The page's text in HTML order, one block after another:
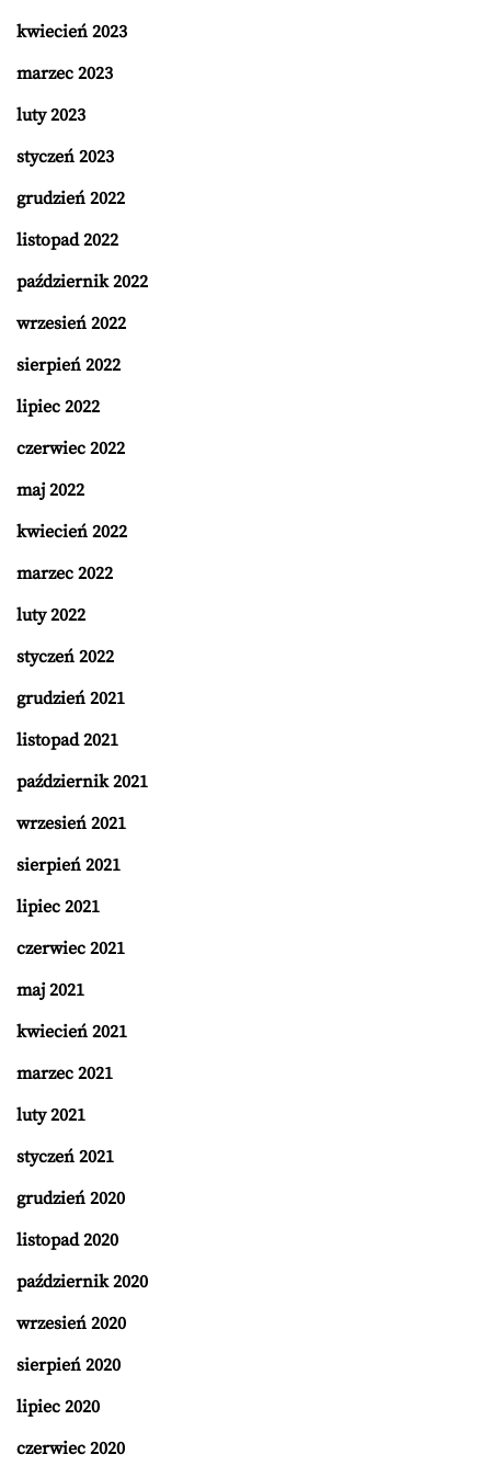
kwiecień 2023
marzec 2023
luty 2023
styczeń 2023
grudzień 2022
listopad 2022
październik 2022
wrzesień 2022
sierpień 2022
lipiec 2022
czerwiec 2022
maj 2022
kwiecień 2022
marzec 2022
luty 2022
styczeń 2022
grudzień 2021
listopad 2021
październik 2021
wrzesień 2021
sierpień 2021
lipiec 2021
czerwiec 2021
maj 2021
kwiecień 2021
marzec 2021
luty 2021
styczeń 2021
grudzień 2020
listopad 2020
październik 2020
wrzesień 2020
sierpień 2020
lipiec 2020
czerwiec 2020